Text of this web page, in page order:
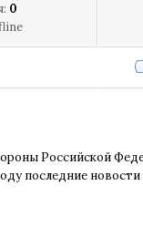
0
Российской
последние новости